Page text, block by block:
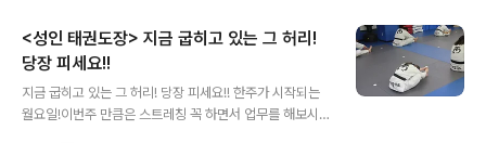
<성인 태권도장> 지금 굽히고 있는 그 허리!
당장 피세요!!
지금 굽히고 있는 그 허리! 당장 피세요!! 한주가 시작되는
월요일!이번주 만큼은 스트레칭 꼭 하면서 업무를 해보시